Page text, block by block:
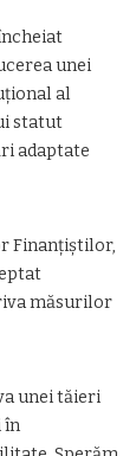
unei
al
statut
adaptate
Finanțiștilor,
măsurilor
unei tăieri
în